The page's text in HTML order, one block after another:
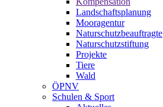
Landschaftsplanung
Mooragentur
Naturschutzbeauftragte
Naturschutzstiftung
Projekte
Tiere
Wald
ÖPNV
Schulen & Sport